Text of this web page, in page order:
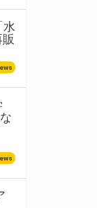
水